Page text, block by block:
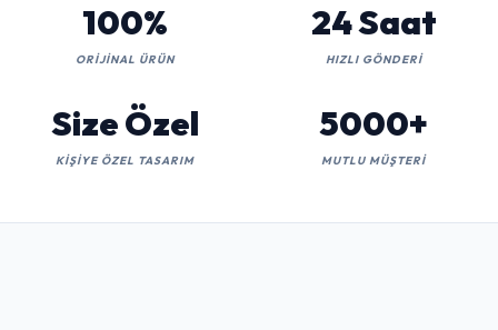
100%
ORIJINAL ÜRÜN
24 Saat
HIZLI GÖNDERI
Size Özel
KIŞIYE ÖZEL TASARIM
5000+
MUTLU MÜŞTERI